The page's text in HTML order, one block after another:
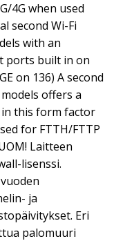
4G when used
second Wi-Fi
with an
ports built in on
on 136) A second
offers a
this form factor
for FTTH/FTTP
Laitteen
lisenssi.
ja
Eri
palomuuri